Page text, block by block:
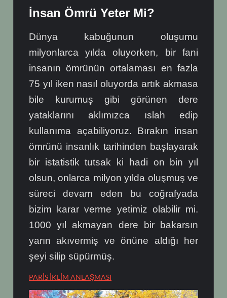
İnsan Ömrü Yeter Mi?
Dünya kabuğunun oluşumu
milyonlarca yılda oluyorken, bir fani
insanın ömrünün ortalaması en fazla
75 yıl iken nasıl oluyorda artık akmasa
bile kurumuş gibi görünen dere
yataklarını aklımızca ıslah edip
kullanıma açabiliyoruz. Bırakın insan
ömrünü insanlık tarihinden başlayarak
bir istatistik tutsak ki hadi on bin yıl
olsun, onlarca milyon yılda oluşmuş ve
süreci devam eden bu coğrafyada
bizim karar verme yetimiz olabilir mi.
1000 yıl akmayan dere bir bakarsın
yarın akıvermiş ve önüne aldığı her
şeyi silip süpürmüş.
PARİS İKLİM ANLAŞMASI